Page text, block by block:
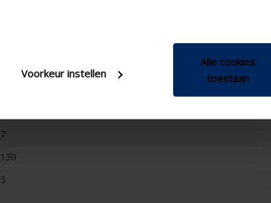
Voorkeur instellen
Alle cookies
toestaan
Nicht freistehend
7
130
3